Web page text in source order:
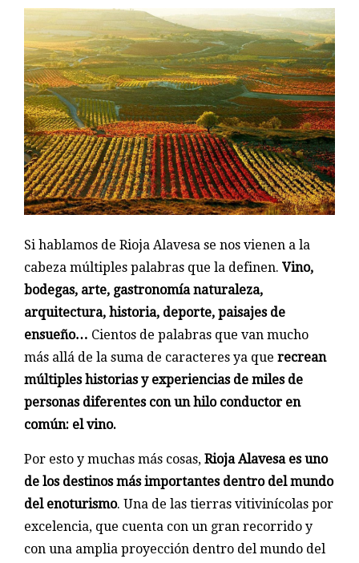
Si hablamos de Rioja Alavesa se nos vienen a la
cabeza múltiples palabras que la definen. Vino,
bodegas, arte, gastronomía naturaleza,
arquitectura, historia, deporte, paisajes de
ensueño… Cientos de palabras que van mucho
más allá de la suma de caracteres ya que recrean
múltiples historias y experiencias de miles de
personas diferentes con un hilo conductor en
común: el vino.
Por esto y muchas más cosas, Rioja Alavesa es uno
de los destinos más importantes dentro del mundo
del enoturismo. Una de las tierras vitivinícolas por
excelencia, que cuenta con un gran recorrido y
con una amplia proyección dentro del mundo del